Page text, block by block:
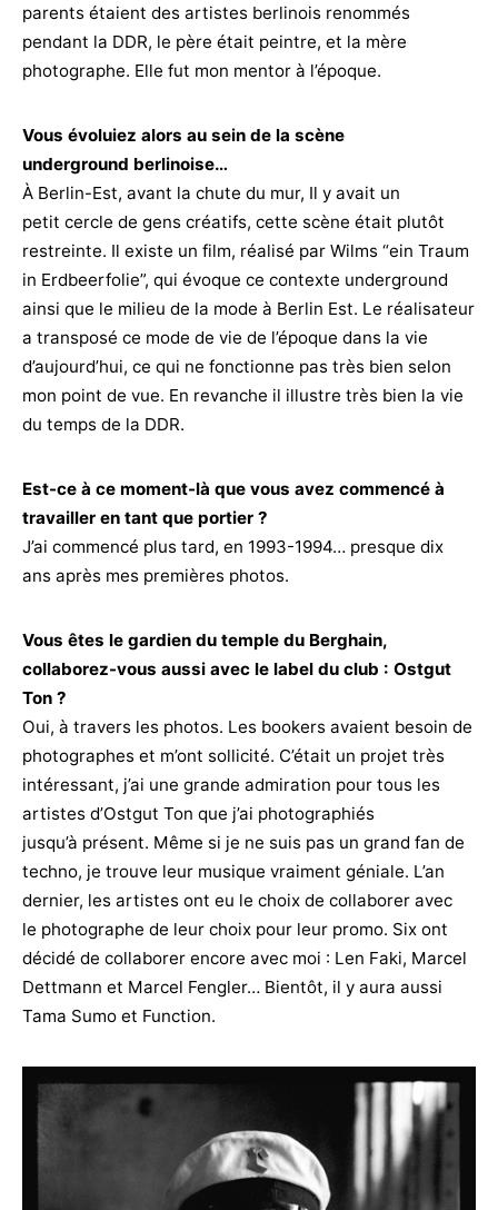
parents étaient des artistes berlinois renommés
pendant la DDR, le père était peintre, et la mère
photographe. Elle fut mon mentor à l’époque.
Vous évoluiez alors au sein de la scène
underground berlinoise…
À Berlin-Est, avant la chute du mur, Il y avait un
petit cercle de gens créatifs, cette scène était plutôt
restreinte. Il existe un film, réalisé par Wilms “ein Traum
in Erdbeerfolie”, qui évoque ce contexte underground
ainsi que le milieu de la mode à Berlin Est. Le réalisateur
a transposé ce mode de vie de l’époque dans la vie
d’aujourd’hui, ce qui ne fonctionne pas très bien selon
mon point de vue. En revanche il illustre très bien la vie
du temps de la DDR.
Est-ce à ce moment-là que vous avez commencé à
travailler en tant que portier ?
J’ai commencé plus tard, en 1993-1994… presque dix
ans après mes premières photos.
Vous êtes le gardien du temple du Berghain,
collaborez-vous aussi avec le label du club : Ostgut
Ton ?
Oui, à travers les photos. Les bookers avaient besoin de
photographes et m’ont sollicité. C’était un projet très
intéressant, j’ai une grande admiration pour tous les
artistes d’Ostgut Ton que j’ai photographiés
jusqu’à présent. Même si je ne suis pas un grand fan de
techno, je trouve leur musique vraiment géniale. L’an
dernier, les artistes ont eu le choix de collaborer avec
le photographe de leur choix pour leur promo. Six ont
décidé de collaborer encore avec moi : Len Faki, Marcel
Dettmann et Marcel Fengler… Bientôt, il y aura aussi
Tama Sumo et Function.